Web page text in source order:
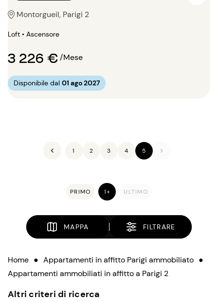
Montorgueil, Parigi 2
Loft • Ascensore
3 226 €/Mese
Disponibile dal 01 ago 2027
1 2 3 4 5
PRIMO 1+ ULTIMO
MAPPA FILTRARE
Home ● Appartamenti in affitto Parigi ammobiliato ●
Appartamenti ammobiliati in affitto a Parigi 2
Altri criteri di ricerca